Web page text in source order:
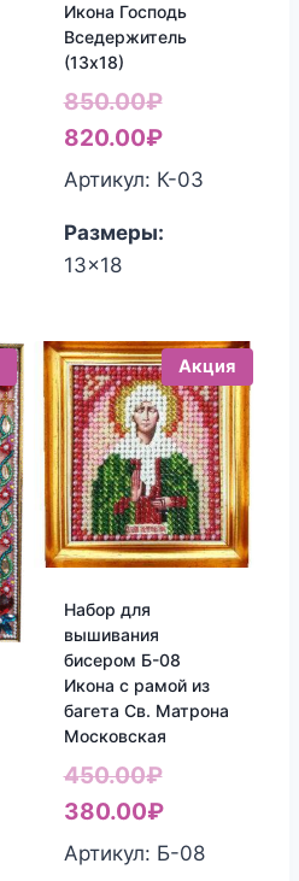
Икона Господь
Вседержитель
(13х18)
850.00₽
цена
составляла
820.00₽Текущая
цена:
Артикул: К-03
Размеры:
13x18
Акция
Набор для
вышивания
бисером Б-08
Икона с рамой из
багета Св. Матрона
Московская
450.00₽
цена
составляла
380.00₽Текущая
цена:
Артикул: Б-08